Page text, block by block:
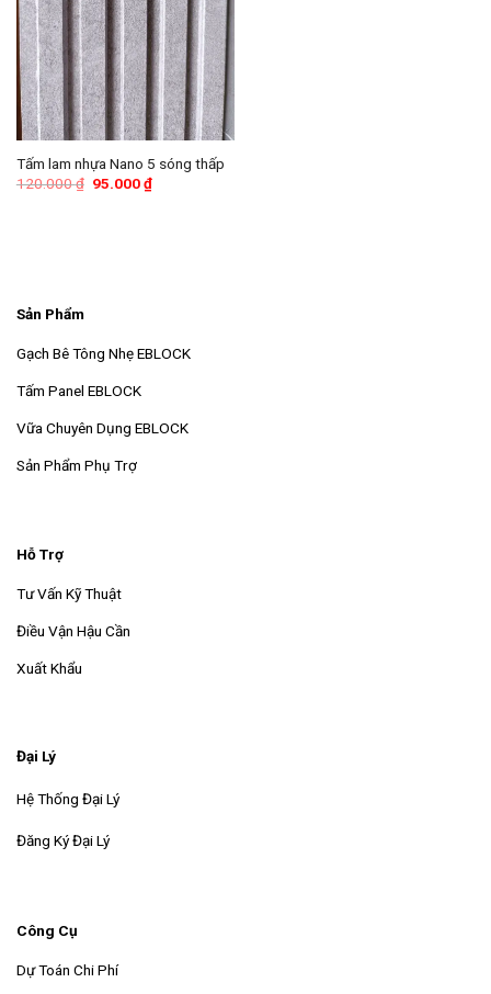
Tấm lam nhựa Nano 5 sóng thấp
120.000₫ Giá
95.000₫Giá
hiện
Sản Phẩm
Gạch Bê Tông Nhẹ EBLOCK
Tấm Panel EBLOCK
Vữa Chuyên Dụng EBLOCK
Sản Phẩm Phụ Trợ
Hỗ Trợ
Tư Vấn Kỹ Thuật
Điều Vận Hậu Cần
Xuất Khẩu
Đại Lý
Hệ Thống Đại Lý
Đăng Ký Đại Lý
Công Cụ
Dự Toán Chi Phí